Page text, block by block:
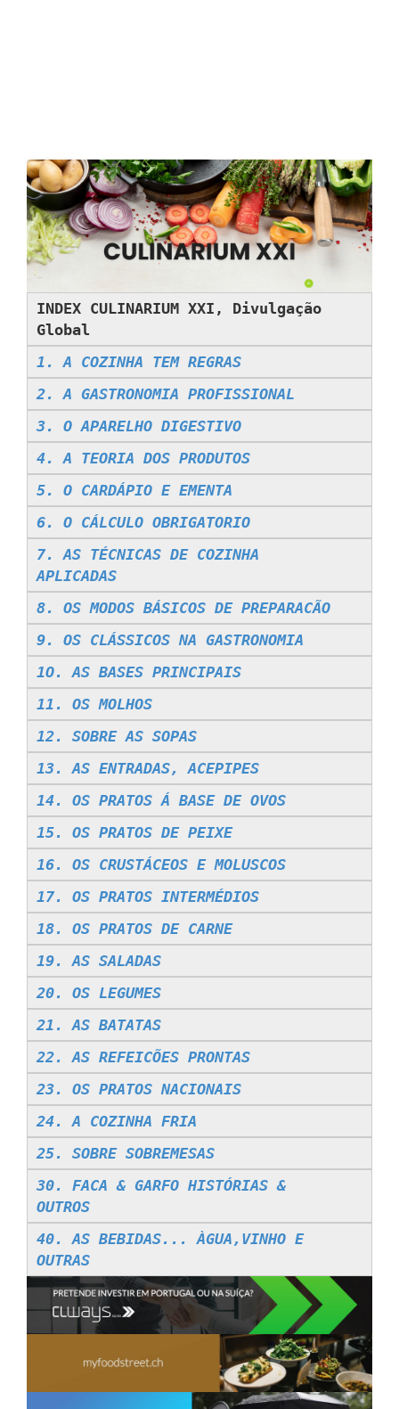
INDEX CULINARIUM XXI, Divulgação
Global
1. A COZINHA TEM REGRAS
2. A GASTRONOMIA PROFISSIONAL
3. O APARELHO DIGESTIVO
4. A TEORIA DOS PRODUTOS
5. O CARDÁPIO E EMENTA
6. O CÁLCULO OBRIGATORIO
7. AS TÉCNICAS DE COZINHA
APLICADAS
8. OS MODOS BÁSICOS DE PREPARACÃO
9. OS CLÁSSICOS NA GASTRONOMIA
1O. AS BASES PRINCIPAIS
11. OS MOLHOS
12. SOBRE AS SOPAS
13. AS ENTRADAS, ACEPIPES
14. OS PRATOS Á BASE DE OVOS
15. OS PRATOS DE PEIXE
16. OS CRUSTÁCEOS E MOLUSCOS
17. OS PRATOS INTERMÉDIOS
18. OS PRATOS DE CARNE
19. AS SALADAS
20. OS LEGUMES
21. AS BATATAS
22. AS REFEICÕES PRONTAS
23. OS PRATOS NACIONAIS
24. A COZINHA FRIA
25. SOBRE SOBREMESAS
30. FACA & GARFO HISTÓRIAS &
OUTROS
40. AS BEBIDAS... ÀGUA,VINHO E
OUTRAS